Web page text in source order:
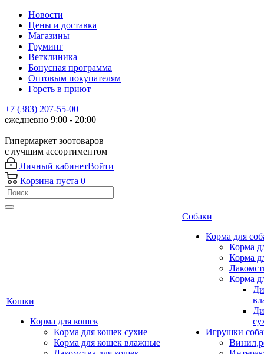
Новости
Цены и доставка
Магазины
Груминг
Ветклиника
Бонусная программа
Оптовым покупателям
Горсть в приют
+7 (383) 207-55-00
ежедневно 9:00 - 20:00
Гипермаркет зоотоваров
с лучшим ассортиментом
Личный кабинетВойти
Корзина пуста 0
Кошки
Корма для кошек
Корма для кошек сухие
Корма для кошек влажные
Собаки
Корма для
Корма
Корма
Корма
Игрушки